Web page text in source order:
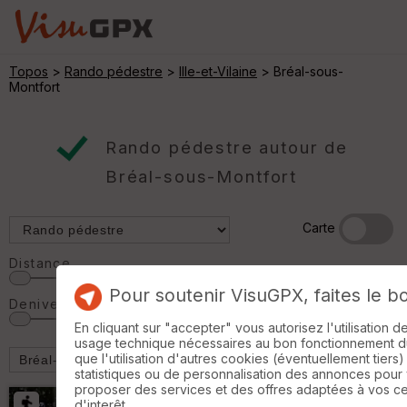
Topos > Rando pédestre > Ille-et-Vilaine > Bréal-sous-
Montfort
Rando pédestre autour de
Bréal-sous-Montfort
Carte
Distance
Denivelé Pour soutenir VisuGPX, faites le
En cliquant sur "accepter" vous autorisez l'utilisation
usage technique nécessaires au bon fonctionnement
que l'utilisation d'autres cookies (éventuellement
statistiques ou de personnalisation des annonces pour
proposer des services et des offres adaptées à vos